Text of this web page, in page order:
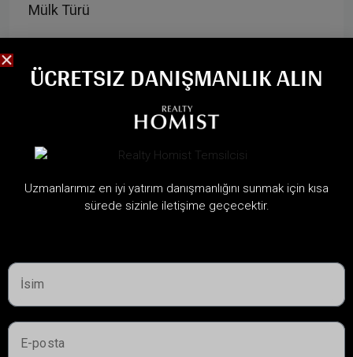
Mülk Türü
Konut
Ras Al Khaima
Umm Al Quwain
ÜCRETSIZ DANIŞMANLIK ALIN
Uzmanlarımız en iyi yatırım danışmanlığını sunmak için kısa
sürede sizinle iletişime geçecektir.